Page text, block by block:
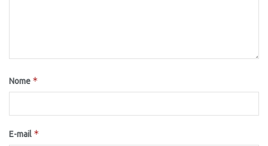
Nome *
E-mail *